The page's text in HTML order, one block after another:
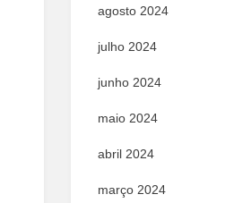
agosto 2024
julho 2024
junho 2024
maio 2024
abril 2024
março 2024